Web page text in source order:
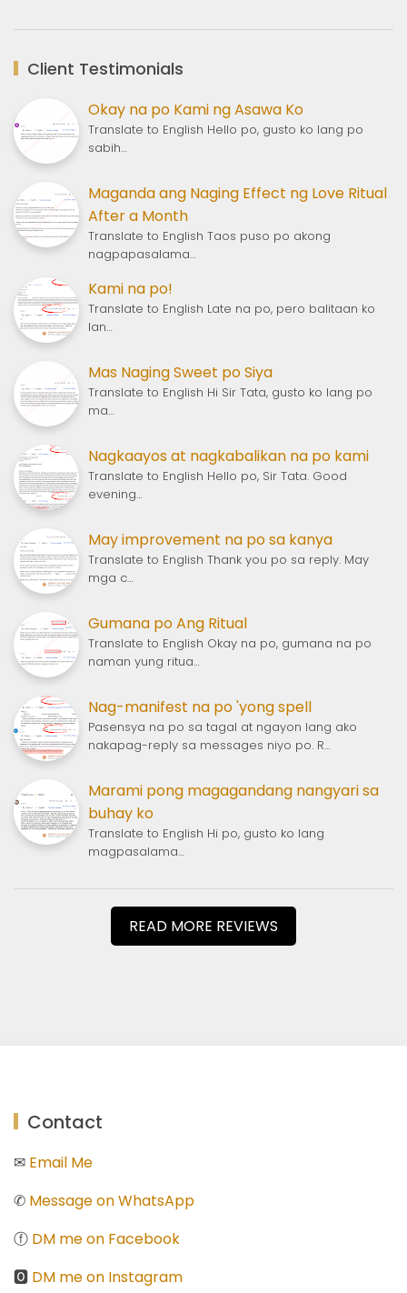
Client Testimonials
Okay na po Kami ng Asawa Ko
Translate to English Hello po, gusto ko lang po
sabih…
Maganda ang Naging Effect ng Love Ritual
After a Month
Translate to English Taos puso po akong
nagpapasalama…
Kami na po!
Translate to English Late na po, pero balitaan ko
lan…
Mas Naging Sweet po Siya
Translate to English Hi Sir Tata, gusto ko lang po
ma…
Nagkaayos at nagkabalikan na po kami
Translate to English Hello po, Sir Tata. Good
evening…
May improvement na po sa kanya
Translate to English Thank you po sa reply. May
mga c…
Gumana po Ang Ritual
Translate to English Okay na po, gumana na po
naman yung ritua…
Nag-manifest na po 'yong spell
Pasensya na po sa tagal at ngayon lang ako
nakapag-reply sa messages niyo po. R…
Marami pong magagandang nangyari sa
buhay ko
Translate to English Hi po, gusto ko lang
magpasalama…
READ MORE REVIEWS
Contact
✉ Email Me
✆ Message on WhatsApp
ⓕ DM me on Facebook
🅾 DM me on Instagram